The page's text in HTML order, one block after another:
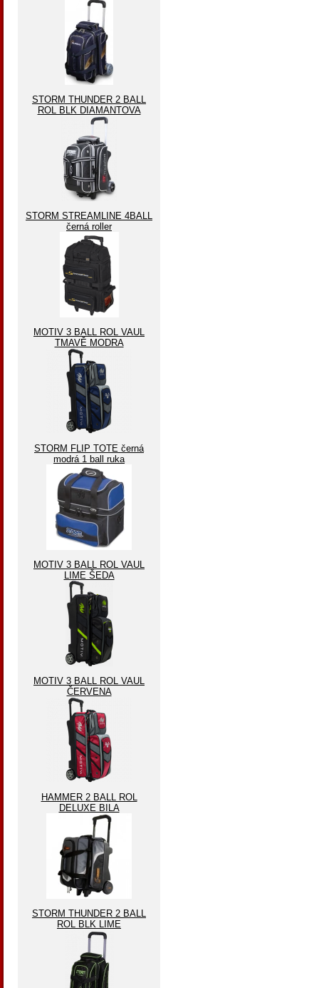
STORM THUNDER 2 BALL
ROL BLK DIAMANTOVA
STORM STREAMLINE 4BALL
černá roller
MOTIV 3 BALL ROL VAUL
TMAVĚ MODRA
STORM FLIP TOTE černá
modrá 1 ball ruka
MOTIV 3 BALL ROL VAUL
LIME ŠEDA
MOTIV 3 BALL ROL VAUL
ČERVENA
HAMMER 2 BALL ROL
DELUXE BILA
STORM THUNDER 2 BALL
ROL BLK LIME